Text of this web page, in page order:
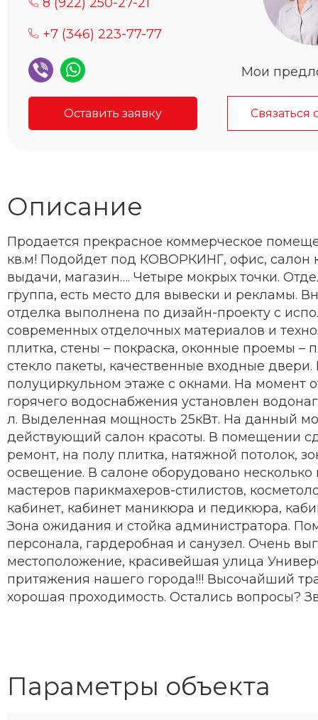
+7 (346) 223-77-77
Мои
Оставить заявку Связаться
Описание
Продается прекрасное коммерческое
кв.м! Подойдет под КОВОРКИНГ, офис, салон
выдачи, магазин…. Четыре мокрых точки.
группа, есть место для вывески и рекламы.
отделка выполнена по дизайн-проекту с
современных отделочных материалов и
плитка, стены – покраска, оконные проемы –
стекло пакеты, качественные входные
полуциркульном этаже с окнами. На момент
горячего водоснабжения установлен
л. Выделенная мощность 25кВт. На данный
действующий салон красоты. В помещении
ремонт, на полу плитка, натяжной потолок,
освещение. В салоне оборудовано
мастеров парикмахеров-стилистов,
кабинет, кабинет маникюра и педикюра,
Зона ожидания и стойка администратора.
персонала, гардеробная и санузел. Очень
местоположение, красивейшая улица
притяжения нашего города!!! Высочайший
хорошая проходимость. Остались вопросы?
Параметры объекта